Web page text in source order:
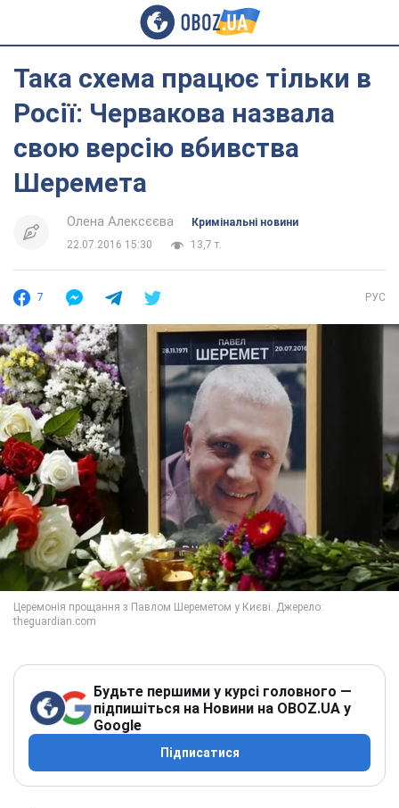
Така схема працює тільки в
Росії: Червакова назвала
свою версію вбивства
Шеремета
Олена Алексєєва
Кримінальні новини
22.07.2016 15:30
13,7 т.
7 РУС
Будьте першими у курсі головного —
підпишіться на Новини на OBOZ.UA у
Google
Підписатися